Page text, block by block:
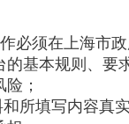
必须在上海市
基本规则、要
；
所填写内容真